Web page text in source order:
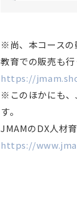
※尚、本コース
教育での販売も行
https://
※このほかにも、
す。
JMAMのDX人材
https://